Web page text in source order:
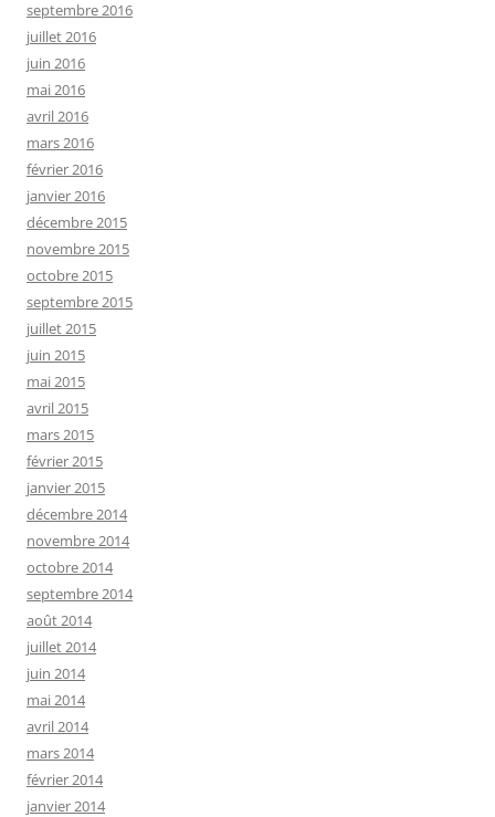
septembre 2016
juillet 2016
juin 2016
mai 2016
avril 2016
mars 2016
février 2016
janvier 2016
décembre 2015
novembre 2015
octobre 2015
septembre 2015
juillet 2015
juin 2015
mai 2015
avril 2015
mars 2015
février 2015
janvier 2015
décembre 2014
novembre 2014
octobre 2014
septembre 2014
août 2014
juillet 2014
juin 2014
mai 2014
avril 2014
mars 2014
février 2014
janvier 2014